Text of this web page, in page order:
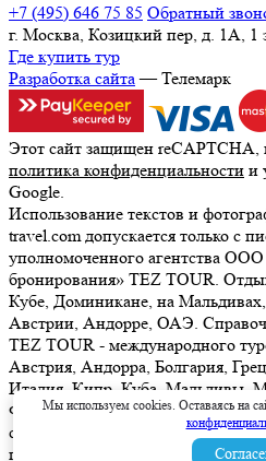
+7 (495) 646 75 85 Обратный
г. Москва, Козицкий пер, д. 1А, 1
Где купить тур
Разработка сайта— Телемарк
Этот сайт защищен reCAPTCHA,
политика конфиденциальности и
Google.
Использование текстов и
travel.com допускается только с
уполномоченного агентства
бронирования» TEZ TOUR.
Кубе, Доминикане, на
Австрии, Андорре, ОАЭ.
TEZ TOUR - международного
Австрия, Андорра, Болгария,
Италия, Кипр, Куба, Мальдивы,
Франция, Шри-Ланка.
сайте, не является ни рекламой,
положениями Статьи 437 (2)
Мы используем cookies. Оставаясь на